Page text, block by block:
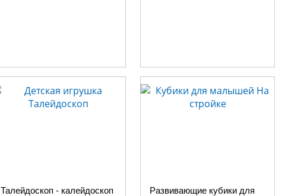
Талейдоскоп - калейдоскоп
Развивающие кубики для